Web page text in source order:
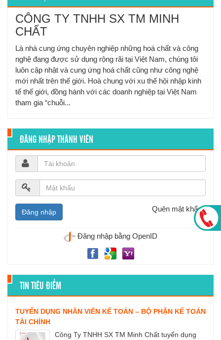
CÔNG TY TNHH SX TM MINH
CHẤT
Là nhà cung ứng chuyên nghiệp những hoá chất và công
nghệ đang được sử dụng rộng rãi tại Việt Nam, chúng tôi
luôn cập nhật và cung ứng hoá chất cũng như công nghệ
mới nhất trên thế giới. Hoà chung với xu thế hội nhập kinh
tế thế giới, đồng hành với các doanh nghiệp tại Việt Nam
tham gia “chuỗi...
ĐĂNG NHẬP THÀNH VIÊN
Quên mật khẩu?
Đăng nhập bằng OpenID
TIN TIÊU ĐIỂM
TUYỂN DỤNG NHÂN VIÊN KẾ TOÁN – BỘ PHẬN KẾ TOÁN
TÀI CHÍNH
Công Ty TNHH SX TM Minh Chất tuyển dụng